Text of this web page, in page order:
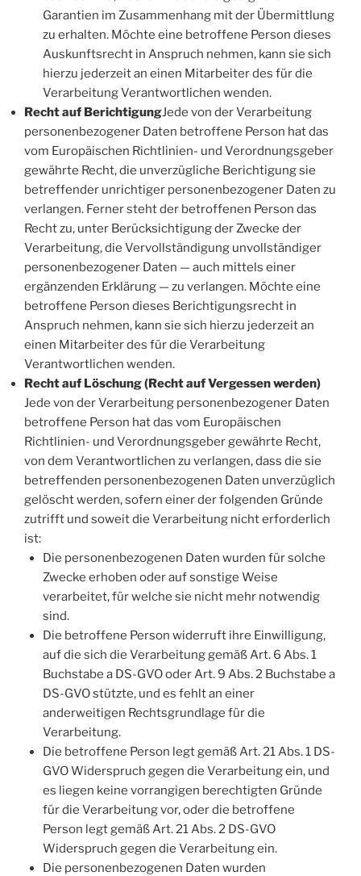
Garantien im Zusammenhang mit der Übermittlung
zu erhalten. Möchte eine betroffene Person dieses
Auskunftsrecht in Anspruch nehmen, kann sie sich
hierzu jederzeit an einen Mitarbeiter des für die
Verarbeitung Verantwortlichen wenden.
Recht auf BerichtigungJede von der Verarbeitung
personenbezogener Daten betroffene Person hat das
vom Europäischen Richtlinien- und Verordnungsgeber
gewährte Recht, die unverzügliche Berichtigung sie
betreffender unrichtiger personenbezogener Daten zu
verlangen. Ferner steht der betroffenen Person das
Recht zu, unter Berücksichtigung der Zwecke der
Verarbeitung, die Vervollständigung unvollständiger
personenbezogener Daten — auch mittels einer
ergänzenden Erklärung — zu verlangen. Möchte eine
betroffene Person dieses Berichtigungsrecht in
Anspruch nehmen, kann sie sich hierzu jederzeit an
einen Mitarbeiter des für die Verarbeitung
Verantwortlichen wenden.
Recht auf Löschung (Recht auf Vergessen werden)
Jede von der Verarbeitung personenbezogener Daten
betroffene Person hat das vom Europäischen
Richtlinien- und Verordnungsgeber gewährte Recht,
von dem Verantwortlichen zu verlangen, dass die sie
betreffenden personenbezogenen Daten unverzüglich
gelöscht werden, sofern einer der folgenden Gründe
zutrifft und soweit die Verarbeitung nicht erforderlich
ist:
Die personenbezogenen Daten wurden für solche
Zwecke erhoben oder auf sonstige Weise
verarbeitet, für welche sie nicht mehr notwendig
sind.
Die betroffene Person widerruft ihre Einwilligung,
auf die sich die Verarbeitung gemäß Art. 6 Abs. 1
Buchstabe a DS-GVO oder Art. 9 Abs. 2 Buchstabe a
DS-GVO stützte, und es fehlt an einer
anderweitigen Rechtsgrundlage für die
Verarbeitung.
Die betroffene Person legt gemäß Art. 21 Abs. 1 DS-
GVO Widerspruch gegen die Verarbeitung ein, und
es liegen keine vorrangigen berechtigten Gründe
für die Verarbeitung vor, oder die betroffene
Person legt gemäß Art. 21 Abs. 2 DS-GVO
Widerspruch gegen die Verarbeitung ein.
Die personenbezogenen Daten wurden